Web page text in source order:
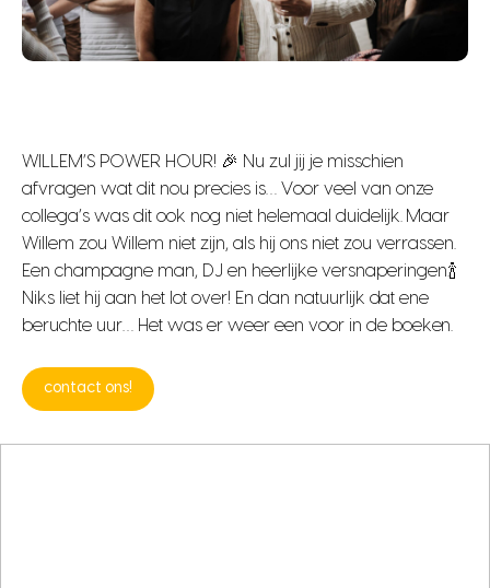
WILLEM’S POWER HOUR! 🎉 Nu zul jij je misschien
afvragen wat dit nou precies is… Voor veel van onze
collega’s was dit ook nog niet helemaal duidelijk. Maar
Willem zou Willem niet zijn, als hij ons niet zou verrassen.
Een champagne man, DJ en heerlijke versnaperingen.🍾
Niks liet hij aan het lot over! En dan natuurlijk dat ene
beruchte uur… Het was er weer een voor in de boeken.
contact ons!